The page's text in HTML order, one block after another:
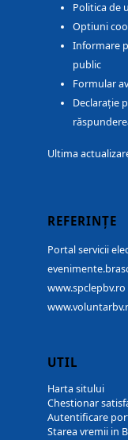
Politica de
Optiuni
Informare
public
Formular
Declarație
Ultima
REFERINȚE
Portal servicii
www.spclepbv.ro
UTIL
Harta sitului
Chestionar
Autentificare
Starea vremii in